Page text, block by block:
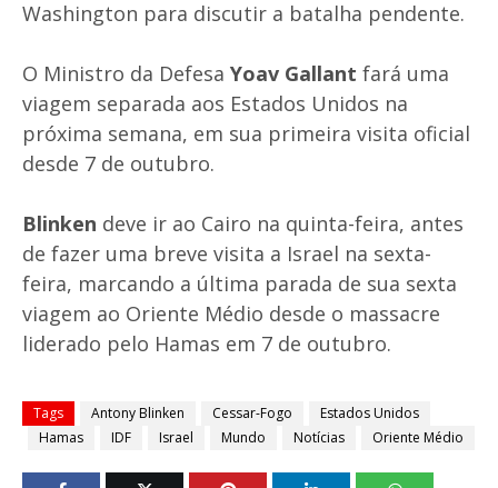
Washington para discutir a batalha pendente.
O Ministro da Defesa Yoav Gallant fará uma
viagem separada aos Estados Unidos na
próxima semana, em sua primeira visita oficial
desde 7 de outubro.
Blinken deve ir ao Cairo na quinta-feira, antes
de fazer uma breve visita a Israel na sexta-
feira, marcando a última parada de sua sexta
viagem ao Oriente Médio desde o massacre
liderado pelo Hamas em 7 de outubro.
Tags Antony Blinken Cessar-Fogo
Estados Unidos
Hamas
IDF Israel Mundo Notícias Oriente Médio